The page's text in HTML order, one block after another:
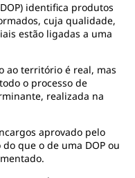
identifica produtos
cuja qualidade,
estão ligadas a uma
ao território é real, mas
o processo de
realizada na
aprovado pelo
que o de uma DOP ou